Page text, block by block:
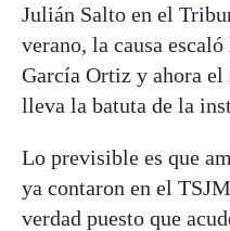
Julián Salto en el
verano, la causa
García Ortiz y ahora
lleva la batuta de la
Lo previsible es que
ya contaron en el
verdad puesto que